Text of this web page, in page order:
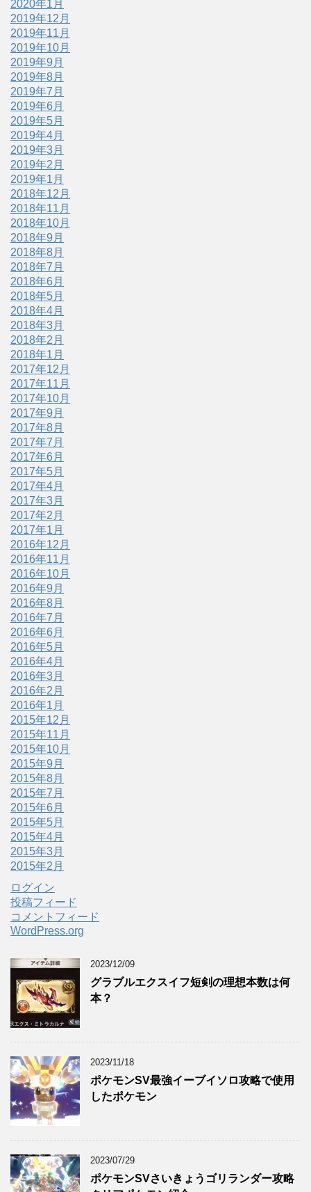
2020年1月
2019年12月
2019年11月
2019年10月
2019年9月
2019年8月
2019年7月
2019年6月
2019年5月
2019年4月
2019年3月
2019年2月
2019年1月
2018年12月
2018年11月
2018年10月
2018年9月
2018年8月
2018年7月
2018年6月
2018年5月
2018年4月
2018年3月
2018年2月
2018年1月
2017年12月
2017年11月
2017年10月
2017年9月
2017年8月
2017年7月
2017年6月
2017年5月
2017年4月
2017年3月
2017年2月
2017年1月
2016年12月
2016年11月
2016年10月
2016年9月
2016年8月
2016年7月
2016年6月
2016年5月
2016年4月
2016年3月
2016年2月
2016年1月
2015年12月
2015年11月
2015年10月
2015年9月
2015年8月
2015年7月
2015年6月
2015年5月
2015年4月
2015年3月
2015年2月
ログイン
投稿フィード
コメントフィード
WordPress.org
2023/12/09
グラブルエクスイフ短剣の理想本数は何
本？
2023/11/18
ポケモンSV最強イーブイソロ攻略で使用
したポケモン
2023/07/29
ポケモンSVさいきょうゴリランダー攻略